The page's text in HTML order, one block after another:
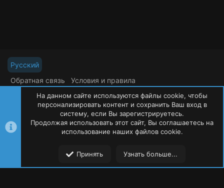
Русский
Обратная связь
Условия и правила
Политика конфиденциальности
Помощь
R
S
S
©Oxide Россия2015-2026
На данном сайте используются файлы cookie, чтобы
персонализировать контент и сохранить Ваш вход в
систему, если Вы зарегистрируетесь.
Продолжая использовать этот сайт, Вы соглашаетесь на
использование наших файлов cookie.
Принять Узнать больше...